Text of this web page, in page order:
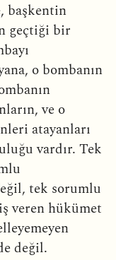
başkentin
geçtiği bir
o bombanın
ve o
atayanları
vardır. Tek
tek sorumlu
veren hükümet
değil.